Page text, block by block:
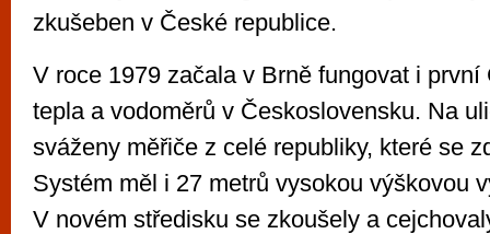
zkušeben v České republice.
V roce 1979 začala v Brně fungovat i první
tepla a vodoměrů v Československu. Na
sváženy měřiče z celé republiky, které se
Systém měl i 27 metrů vysokou výškovou
V novém středisku se zkoušely a